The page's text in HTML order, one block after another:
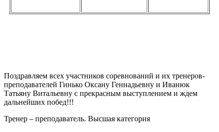
Поздравляем всех участников соревнований и их тренеров-
преподавателей Гинько Оксану Геннадьевну и Иванюк
Татьяну Витальевну с прекрасным выступлением и ждем
дальнейших побед!!!
Тренер – преподаватель. Высшая категория